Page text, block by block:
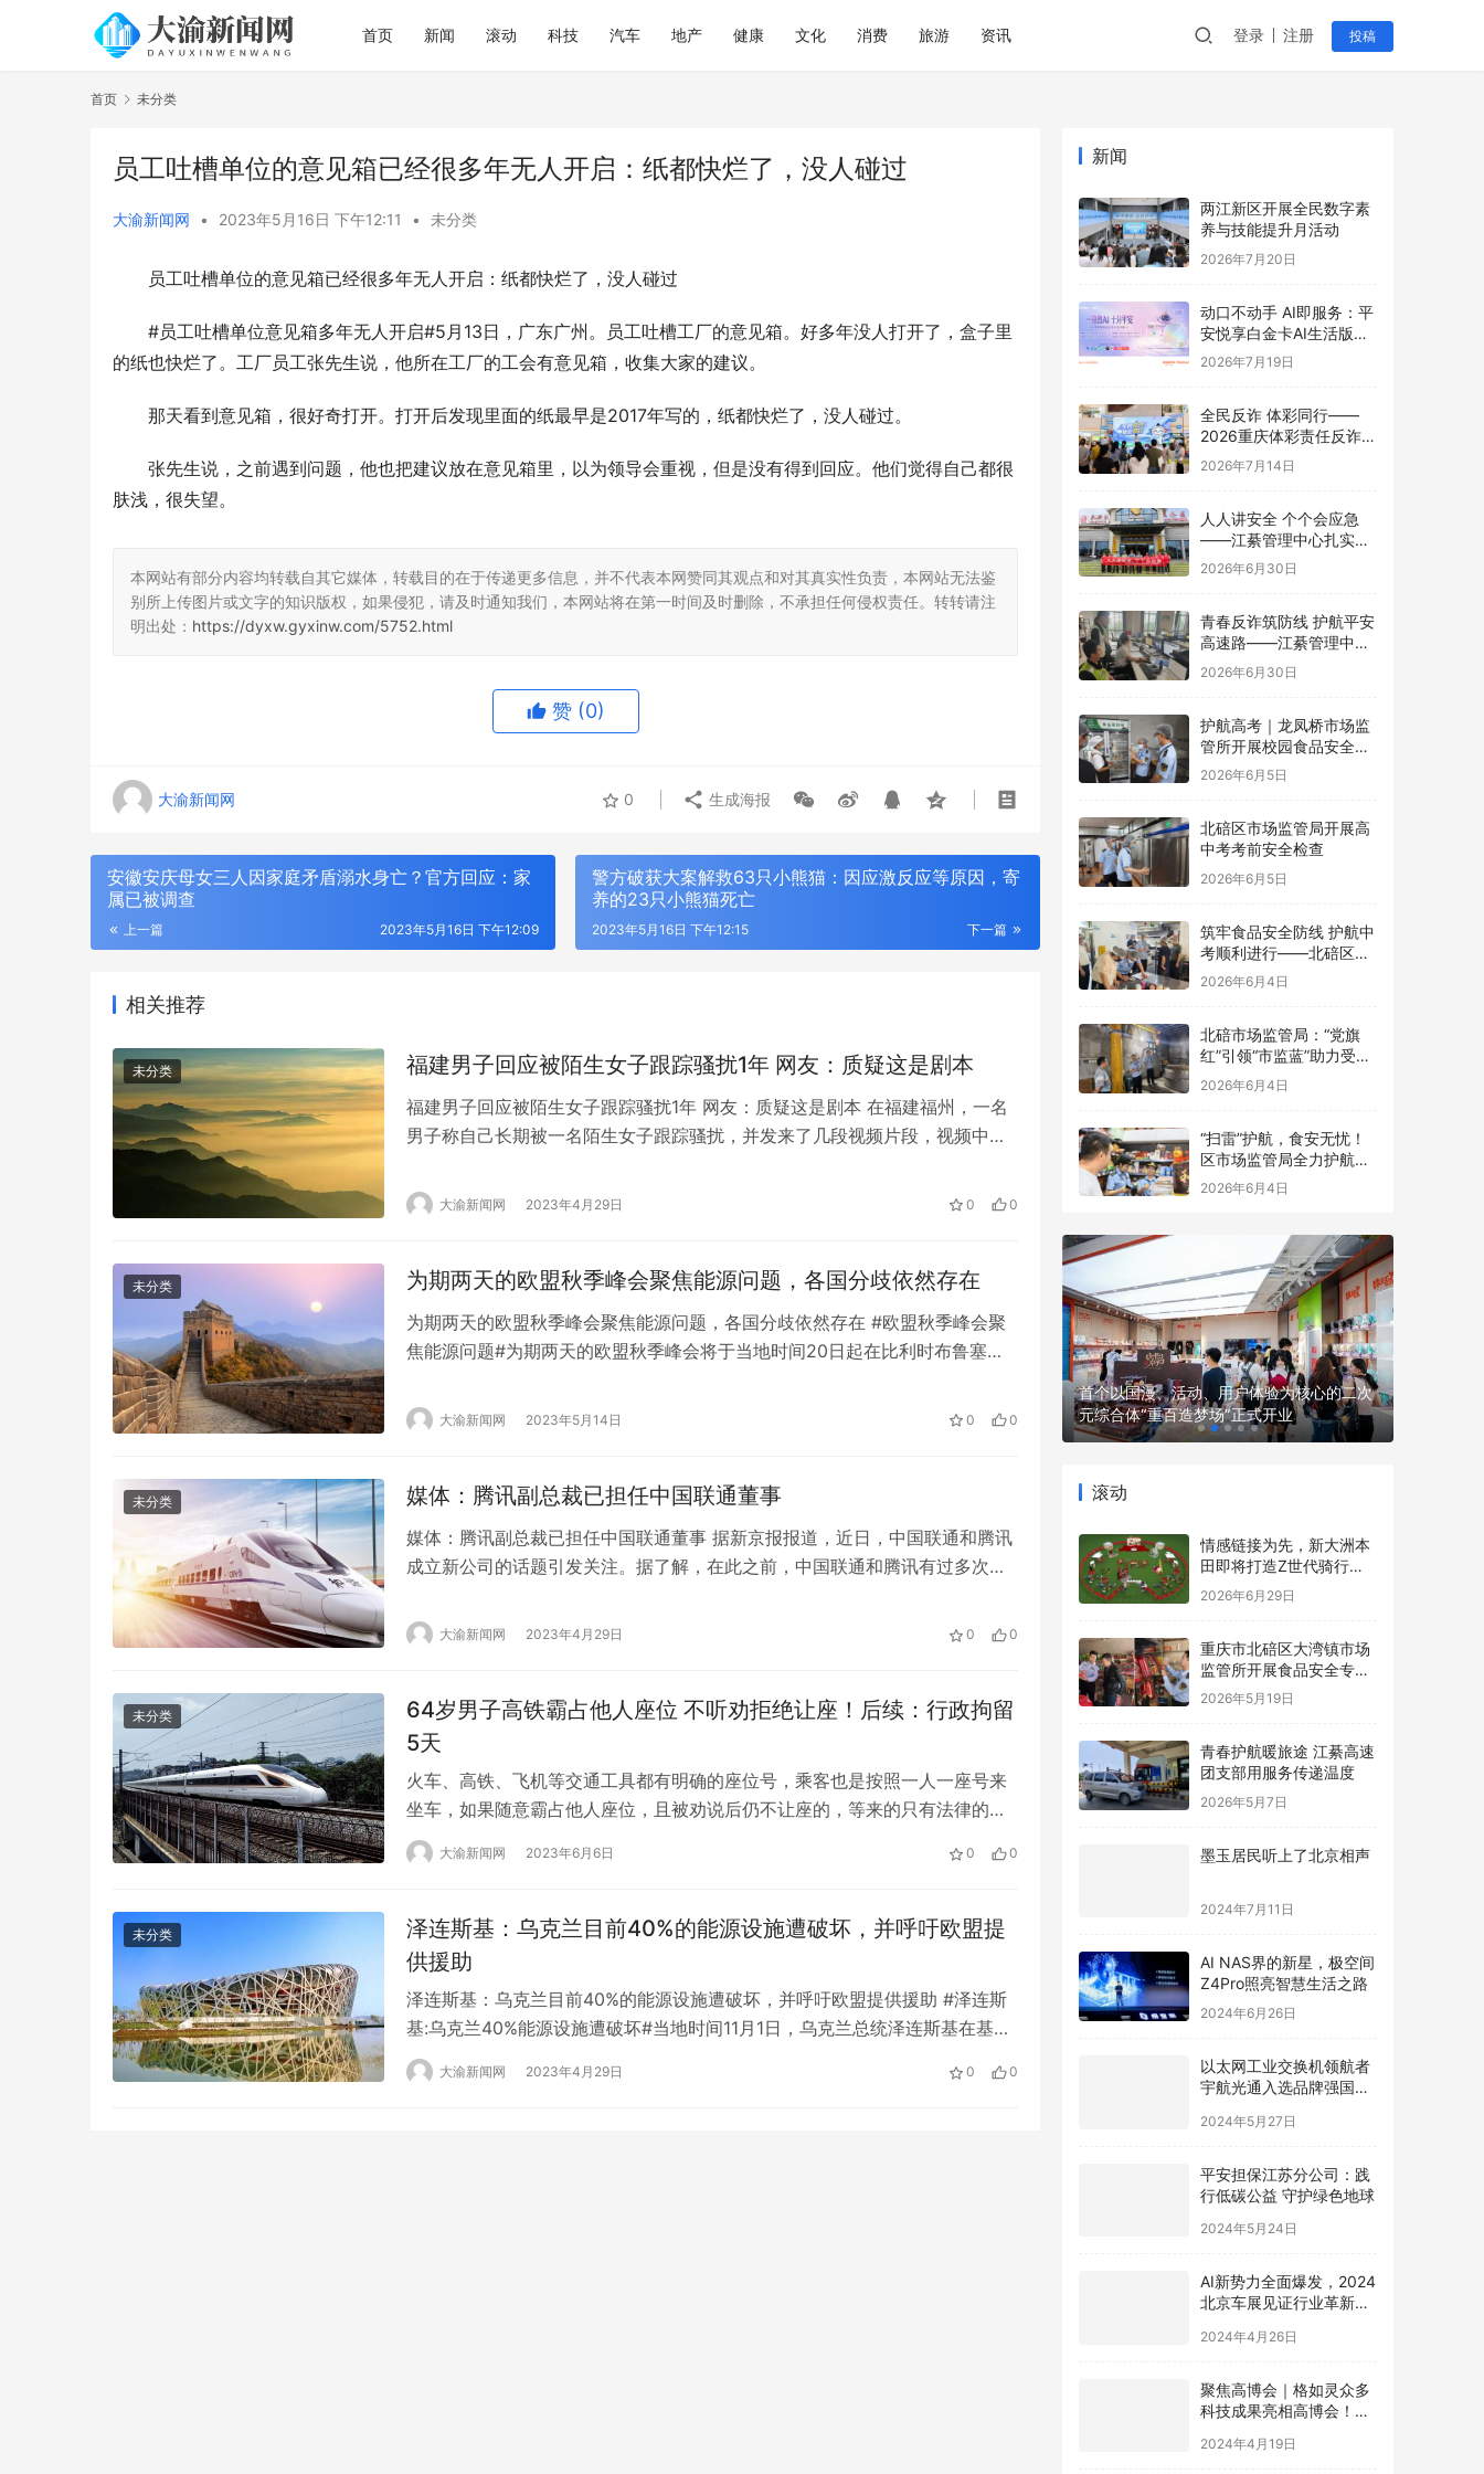
首页 新闻 滚动 科技 汽车 地产 健康 文化 消费 旅游 资讯 登录 注册 投稿
首页 未分类
员工吐槽单位的意见箱已经很多年无人开启：纸都快烂了，没人碰过
大渝新闻网 • 2023年5月16日 下午12:11 • 未分类
员工吐槽单位的意见箱已经很多年无人开启：纸都快烂了，没人碰过
#员工吐槽单位意见箱多年无人开启#5月13日，广东广州。员工吐槽工厂的意见箱。好多年没人打开了，盒子里
的纸也快烂了。工厂员工张先生说，他所在工厂的工会有意见箱，收集大家的建议。
那天看到意见箱，很好奇打开。打开后发现里面的纸最早是2017年写的，纸都快烂了，没人碰过。
张先生说，之前遇到问题，他也把建议放在意见箱里，以为领导会重视，但是没有得到回应。他们觉得自己都很
肤浅，很失望。
本网站有部分内容均转载自其它媒体，转载目的在于传递更多信息，并不代表本网赞同其观点和对其真实性负责，本网站无法鉴
别所上传图片或文字的知识版权，如果侵犯，请及时通知我们，本网站将在第一时间及时删除，不承担任何侵权责任。转转请注
明出处： https://dyxw.gyxinw.com/5752.html
赞 (0)
大渝新闻网 0 生成海报
安徽安庆母女三人因家庭矛盾溺水身亡？官方回应：家
属已被调查
上一篇 2023年5月16日 下午12:09
警方破获大案解救63只小熊猫：因应激反应等原因，寄
养的23只小熊猫死亡
下一篇
2023年5月16日 下午12:15
相关推荐
未分类 福建男子回应被陌生女子跟踪骚扰1年 网友：质疑这是剧本
福建男子回应被陌生女子跟踪骚扰1年 网友：质疑这是剧本 在福建福州，一名
男子称自己长期被一名陌生女子跟踪骚扰，并发来了几段视频片段，视频中他
了。有人说他同情男人，他愿意帮他们化解。还有人质疑这是剧本！ 从视频上
大渝新闻网 2023年4月29日 0 0
未分类 为期两天的欧盟秋季峰会聚焦能源问题，各国分歧依然存在
为期两天的欧盟秋季峰会聚焦能源问题，各国分歧依然存在 #欧盟秋季峰会聚
焦能源问题#为期两天的欧盟秋季峰会将于当地时间20日起在比利时布鲁塞尔
策？欧盟内部有哪些利益冲突？看前台记者从现场发回的观察报告。 台湾总记
者郑智:根据欧盟公布的会议日程，本次季度欧盟峰会将重点讨论乌克兰局势、
大渝新闻网 2023年5月14日 0 0
未分类 媒体：腾讯副总裁已担任中国联通董事
媒体：腾讯副总裁已担任中国联通董事 据新京报报道，近日，中国联通和腾讯
成立新公司的话题引发关注。据了解，在此之前，中国联通和腾讯有过多次交
联合网络通信有限公司董事。 此外，2021年成立的深圳前海新互联网交易中心
大渝新闻网 2023年4月29日 0 0
未分类
64岁男子高铁霸占他人座位 不听劝拒绝让座！后续：行政拘留
5天
火车、高铁、飞机等交通工具都有明确的座位号，乘客也是按照一人一座号来
坐车，如果随意霸占他人座位，且被劝说后仍不让座的，等来的只有法律的制
裁。 据报道，近日，G345次列车上，64岁男子霸占他人靠窗座位，在被提醒
后，不听从列车工作人员劝阻拒绝让座。 视频显示，起初是乘务员和乘客友善
边的座位不…
大渝新闻网 2023年6月6日 0 0
未分类
泽连斯基：乌克兰目前40%的能源设施遭破坏，并呼吁欧盟提
供援助
泽连斯基：乌克兰目前40%的能源设施遭破坏，并呼吁欧盟提供援助 #泽连斯
基:乌克兰40%能源设施遭破坏#当地时间11月1日，乌克兰总统泽连斯基在基辅
会见欧盟能源专员舍姆森时表示，乌克兰40%的能源基础设施已经被摧毁。
Zelenski和siemsen讨论了重建乌克兰能源基础设施和稳定乌克兰能源系统的
大渝新闻网 2023年4月29日 0 0
新闻
两江新区开展全民数字素
养与技能提升月活动
2026年7月20日
动口不动手 AI即服务：平
安悦享白金卡AI生活版升
级用卡新体验
2026年7月19日
全民反诈 体彩同行——
2026重庆体彩责任反诈宣
传活动首站圆满举行
2026年7月14日
人人讲安全 个个会应急
——江綦管理中心扎实开
展2026年“安全生产月”系
列活动
2026年6月30日
青春反诈筑防线 护航平安
高速路——江綦管理中心
团支部开展反诈宣传活动
2026年6月30日
护航高考｜龙凤桥市场监
管所开展校园食品安全专
项检查
2026年6月5日
北碚区市场监管局开展高
中考考前安全检查
2026年6月5日
筑牢食品安全防线 护航中
考顺利进行——北碚区茨
竹镇开展华蓥中学中考考
点食品安全考前检查
2026年6月4日
北碚市场监管局：“党旗
红”引领“市监蓝”助力受灾
食品生产经营主体复工复
2026年6月4日
“扫雷”护航，食安无忧！
区市场监管局全力护航中
高考
2026年6月4日
活版升级用卡新体验
行重庆分行扎实推进安全保卫工作
首个以国漫、活动、用户体验为核心的二次
元综合体“重百造梦场”正式开业
滚动
情感链接为先，新大洲本
田即将打造Z世代骑行内
容新标杆
2026年6月29日
重庆市北碚区大湾镇市场
监管所开展食品安全专项
检查
2026年5月19日
青春护航暖旅途 江綦高速
团支部用服务传递温度
2026年5月7日
墨玉居民听上了北京相声
2024年7月11日
AI NAS界的新星，极空间
Z4Pro照亮智慧生活之路
2024年6月26日
以太网工业交换机领航者
宇航光通入选品牌强国先
2024年5月27日
平安担保江苏分公司：践
行低碳公益 守护绿色地球
北京车展见证行业革新，
极空间AI NAS成为领跑者
科技成果亮相高博会！助
力高等教育提质增效